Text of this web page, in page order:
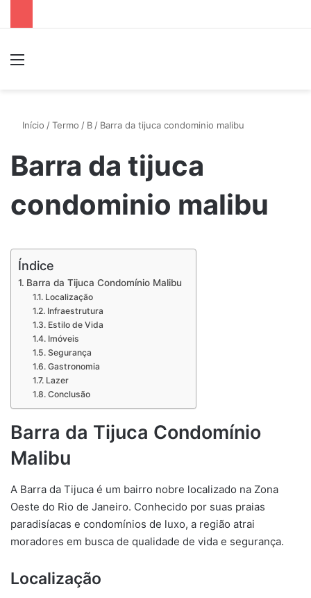
Início /Termo / B / Barra da tijuca condominio malibu
Barra da tijuca
condominio malibu
Índice
Barra da Tijuca Condomínio Malibu
Localização
Infraestrutura
Estilo de Vida
Imóveis
Segurança
Gastronomia
Lazer
Conclusão
Barra da Tijuca Condomínio
Malibu
A Barra da Tijuca é um bairro nobre localizado na Zona
Oeste do Rio de Janeiro. Conhecido por suas praias
paradisíacas e condomínios de luxo, a região atrai
moradores em busca de qualidade de vida e segurança.
Localização